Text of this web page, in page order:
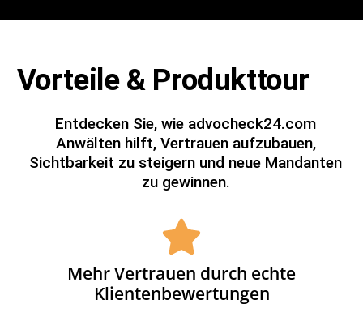
Vorteile & Produkttour
Entdecken Sie, wie advocheck24.com
Anwälten hilft, Vertrauen aufzubauen,
Sichtbarkeit zu steigern und neue Mandanten
zu gewinnen.
Mehr Vertrauen durch echte
Klientenbewertungen